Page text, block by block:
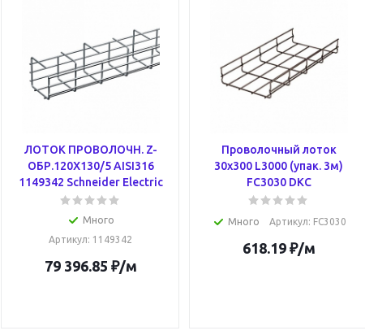
ЛОТОК ПРОВОЛОЧН. Z-
ОБР.120X130/5 AISI316
1149342 Schneider Electric
Много
Артикул: 1149342
79 396.85 ₽/м
Проволочный лоток
30х300 L3000 (упак. 3м)
FC3030 DKC
Много Артикул: FC3030
618.19₽/м